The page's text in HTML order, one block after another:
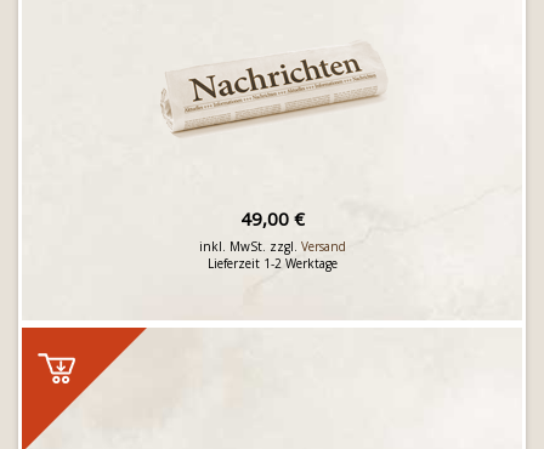
49,00 €
inkl. MwSt. zzgl. Versand
Lieferzeit 1-2 Werktage